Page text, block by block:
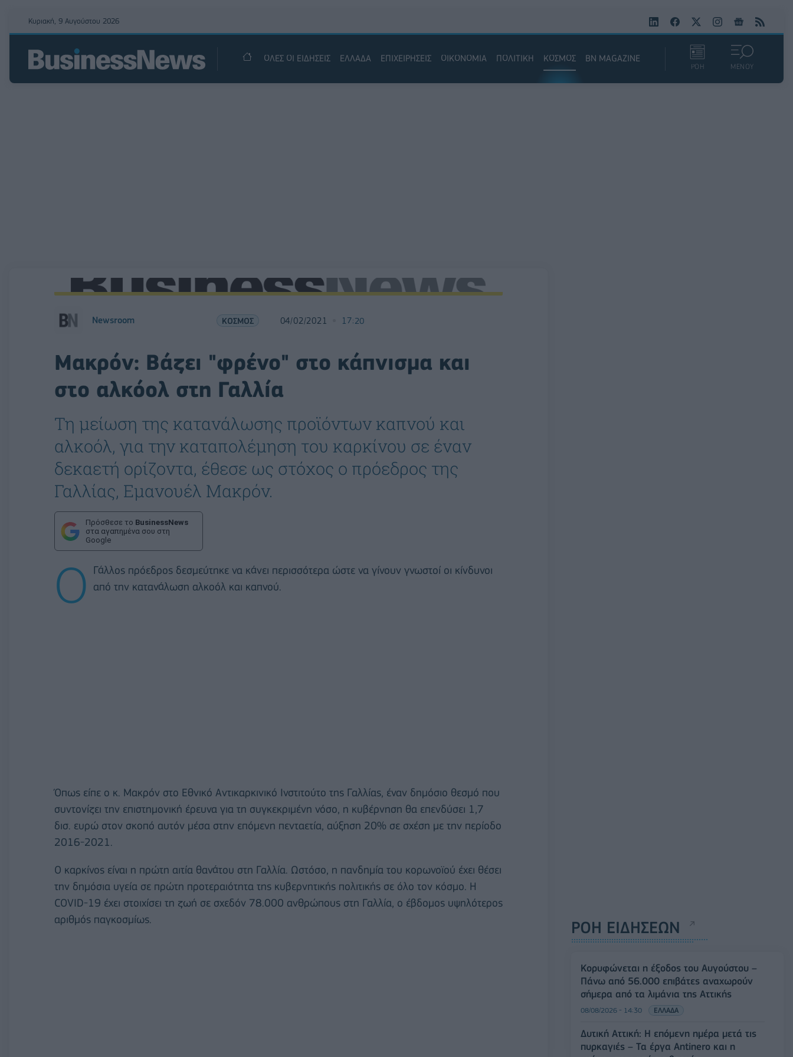
Κυριακή, 9 Αυγούστου 2026
ΟΛΕΣ ΟΙ ΕΙΔΗΣΕΙΣ ΕΛΛΑΔΑ ΕΠΙΧΕΙΡΗΣΕΙΣ ΟΙΚΟΝΟΜΙΑ ΠΟΛΙΤΙΚΗ ΚΟΣΜΟΣ BN MAGAZINE
ΡΟΗ ΜΕΝΟΥ
Newsroom ΚΟΣΜΟΣ 04/02/2021 17:20
Μακρόν: Βάζει "φρένο" στο κάπνισμα και
στο αλκόολ στη Γαλλία
Τη μείωση της κατανάλωσης προϊόντων καπνού και
αλκοόλ, για την καταπολέμηση του καρκίνου σε έναν
δεκαετή ορίζοντα, έθεσε ως στόχος ο πρόεδρος της
Γαλλίας, Εμανουέλ Μακρόν.
Πρόσθεσε το BusinessNews
στα αγαπημένα σου στη
Google
Ο
Γάλλος πρόεδρος δεσμεύτηκε να κάνει περισσότερα ώστε να γίνουν γνωστοί οι κίνδυνοι
από την κατανάλωση αλκοόλ και καπνού.
Όπως είπε ο κ. Μακρόν στο Εθνικό Αντικαρκινικό Ινστιτούτο της Γαλλίας, έναν δημόσιο θεσμό που
συντονίζει την επιστημονική έρευνα για τη συγκεκριμένη νόσο, η κυβέρνηση θα επενδύσει 1,7
δισ. ευρώ στον σκοπό αυτόν μέσα στην επόμενη πενταετία, αύξηση 20% σε σχέση με την περίοδο
2016-2021.
Ο καρκίνος είναι η πρώτη αιτία θανάτου στη Γαλλία. Ωστόσο, η πανδημία του κορωνοϊού έχει θέσει
την δημόσια υγεία σε πρώτη προτεραιότητα της κυβερνητικής πολιτικής σε όλο τον κόσμο. Η
COVID-19 έχει στοιχίσει τη ζωή σε σχεδόν 78.000 ανθρώπους στη Γαλλία, ο έβδομος υψηλότερος
αριθμός παγκοσμίως.
ΡΟΗ ΕΙΔΗΣΕΩΝ
Κορυφώνεται η έξοδος του Αυγούστου –
Πάνω από 56.000 επιβάτες αναχωρούν
σήμερα από τα λιμάνια της Αττικής
08/08/2026 - 14:30 ΕΛΛΑΔΑ
Δυτική Αττική: Η επόμενη ημέρα μετά τις
πυρκαγιές – Τα έργα Antinero και η